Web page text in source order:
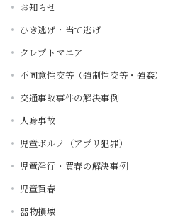
お知らせ
ひき逃げ・当て逃げ
クレプトマニア
不同意性交等（強制性交等・強姦）
交通事故事件の解決事例
人身事故
児童ポルノ（アプリ犯罪）
児童淫行・買春の解決事例
児童買春
器物損壊